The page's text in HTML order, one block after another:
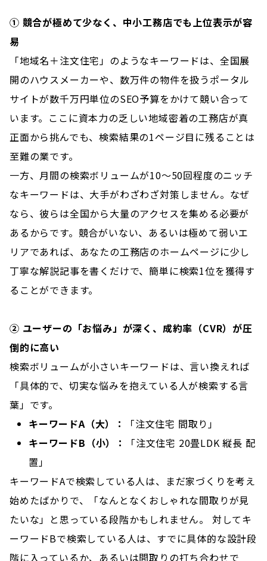
① 競合が極めて少なく、中小工務店でも上位表示が容
易
「地域名＋注文住宅」のようなキーワードは、全国展
開のハウスメーカーや、数万件の物件を扱うポータル
サイトが数千万円単位のSEO予算をかけて競い合って
います。ここに資本力の乏しい地域密着の工務店が真
正面から挑んでも、検索結果の1ページ目に残ることは
至難の業です。
一方、月間の検索ボリュームが10〜50回程度のニッチ
なキーワードは、大手がわざわざ対策しません。なぜ
なら、彼らは全国から大量のアクセスを集める必要が
あるからです。競合がいない、あるいは極めて弱いエ
リアであれば、あなたの工務店のホームページに少し
丁寧な解説記事を書くだけで、簡単に検索1位を獲得す
ることができます。
② ユーザーの「お悩み」が深く、成約率（CVR）が圧
倒的に高い
検索ボリュームが小さいキーワードは、言い換えれば
「具体的で、切実な悩みを抱えている人が検索する言
葉」です。
キーワードA（大）：
「注文住宅 間取り」
キーワードB（小）：
「注文住宅 20畳LDK 縦長 配
置」
キーワードAで検索している人は、まだ家づくりを考え
始めたばかりで、「なんとなくおしゃれな間取りが見
たいな」と思っている段階かもしれません。 対してキ
ーワードBで検索している人は、すでに具体的な設計段
階に入っているか、あるいは間取りの打ち合わせで